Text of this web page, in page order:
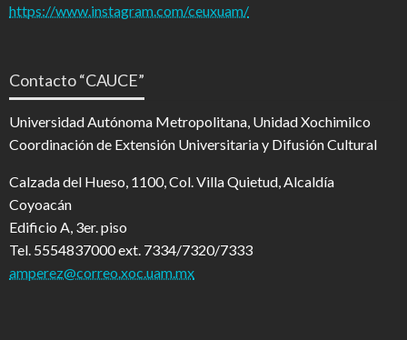
https://www.instagram.com/ceuxuam/
Contacto “CAUCE”
Universidad Autónoma Metropolitana, Unidad Xochimilco
Coordinación de Extensión Universitaria y Difusión Cultural
Calzada del Hueso, 1100, Col. Villa Quietud, Alcaldía
Coyoacán
Edificio A, 3er. piso
Tel. 5554837000 ext. 7334/7320/7333
amperez@correo.xoc.uam.mx